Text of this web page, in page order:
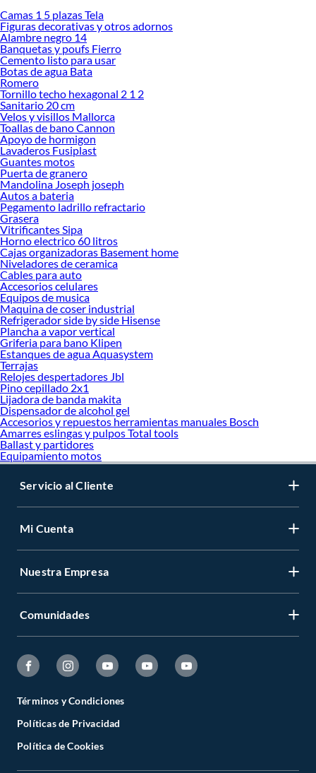
Desde remodelaciones hasta proyectos de decoración, estamos aquí para hacer
tus ideas realidad. ¡Visítanos y encuentra todo lo que tenemos para ofrecerte en
Nivel de Mano!
Explora la variedad de productos de Nivel de Mano en Sodimac
Herramientas, materiales y accesorios de calidad para tus proyectos y
renovación de espacios. ¡Visítanos y descubre todo lo que tenemos para
ofrecerte!
Encuentra una amplia variedad de productos de Nivel de Mano en Sodimac.
Encuentra todo lo necesario para tus proyectos de renovación y decoración.
¡Visítanos y haz tus ideas realidad!
Camas 1 5 plazas Tela
Figuras decorativas y otros adornos
Alambre negro 14
Banquetas y poufs Fierro
Cemento listo para usar
Botas de agua Bata
Romero
Tornillo techo hexagonal 2 1 2
Sanitario 20 cm
Velos y visillos Mallorca
Toallas de bano Cannon
Apoyo de hormigon
Lavaderos Fusiplast
Guantes motos
Puerta de granero
Mandolina Joseph joseph
Autos a bateria
Pegamento ladrillo refractario
Grasera
Vitrificantes Sipa
Horno electrico 60 litros
Cajas organizadoras Basement home
Niveladores de ceramica
Cables para auto
Accesorios celulares
Equipos de musica
Maquina de coser industrial
Refrigerador side by side Hisense
Plancha a vapor vertical
Griferia para bano Klipen
Estanques de agua Aquasystem
Terrajas
Relojes despertadores Jbl
Pino cepillado 2x1
Lijadora de banda makita
Dispensador de alcohol gel
Accesorios y repuestos herramientas manuales Bosch
Amarres eslingas y pulpos Total tools
Ballast y partidores
Equipamiento motos
Servicio al Cliente
Mi Cuenta
Nuestra Empresa
Comunidades
Términos y Condiciones
Políticas de Privacidad
Política de Cookies